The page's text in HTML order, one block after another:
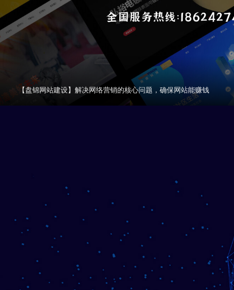
【盘锦网站建设】解决网络营销的核心问题，确保网站能赚钱